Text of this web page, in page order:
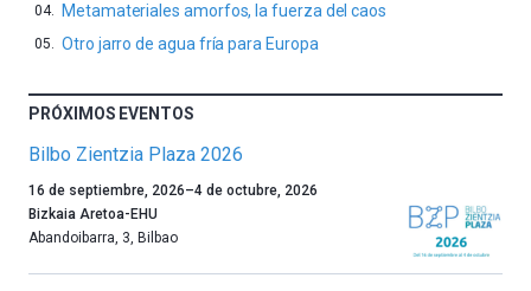
Metamateriales amorfos, la fuerza del caos
Otro jarro de agua fría para Europa
PRÓXIMOS EVENTOS
Bilbo Zientzia Plaza 2026
Un
año
más,
16 de septiembre, 2026–4 de octubre, 2026
Bizkaia Aretoa-EHU
Abandoibarra, 3, Bilbao